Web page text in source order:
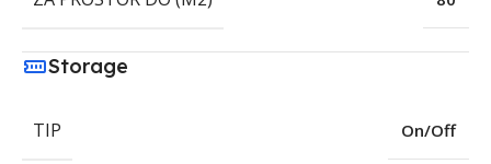
Storage
TIP On/Off